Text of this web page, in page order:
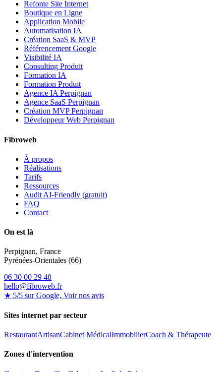
Refonte Site Internet
Boutique en Ligne
Application Mobile
Automatisation IA
Création SaaS & MVP
Référencement Google
Visibilité IA
Consulting Produit
Formation IA
Formation Produit
Agence IA Perpignan
Agence SaaS Perpignan
Création MVP Perpignan
Développeur Web Perpignan
Fibroweb
À propos
Réalisations
Tarifs
Ressources
Audit AI-Friendly (gratuit)
FAQ
Contact
On est là
Perpignan, France
Pyrénées-Orientales (66)
06 30 00 29 48
hello@fibroweb.fr
★ 5/5 sur Google, Voir nos avis
Sites internet par secteur
RestaurantArtisanCabinet MédicalImmobilierCoach & Thérapeute
Zones d'intervention